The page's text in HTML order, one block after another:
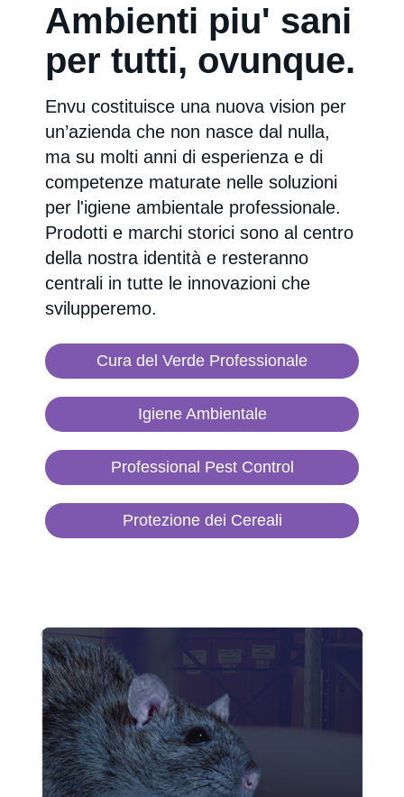
Ambienti piu' sani
per tutti, ovunque.
Envu costituisce una nuova vision per
un’azienda che non nasce dal nulla,
ma su molti anni di esperienza e di
competenze maturate nelle soluzioni
per l'igiene ambientale professionale.
Prodotti e marchi storici sono al centro
della nostra identità e resteranno
centrali in tutte le innovazioni che
svilupperemo.
Cura del Verde Professionale
Igiene Ambientale
Professional Pest Control
Protezione dei Cereali